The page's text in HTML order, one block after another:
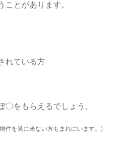
ことがあります。
れている方
〇をもらえるでしょう。
件を見に来ない方もまれにいます。)